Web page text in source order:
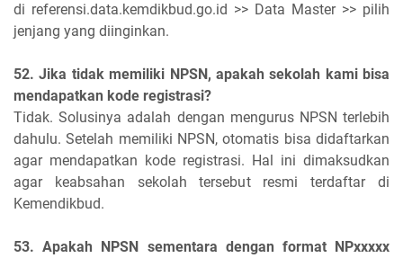
di referensi.data.kemdikbud.go.id >> Data Master >> pilih
jenjang yang diinginkan.
52. Jika tidak memiliki NPSN, apakah sekolah kami bisa
mendapatkan kode registrasi?
Tidak. Solusinya adalah dengan mengurus NPSN terlebih
dahulu. Setelah memiliki NPSN, otomatis bisa didaftarkan
agar mendapatkan kode registrasi. Hal ini dimaksudkan
agar keabsahan sekolah tersebut resmi terdaftar di
Kemendikbud.
53. Apakah NPSN sementara dengan format NPxxxxx